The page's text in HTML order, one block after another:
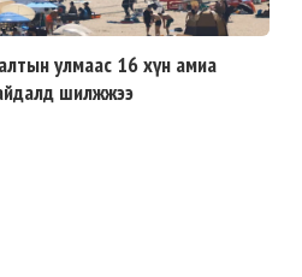
улмаас 16 хүн амиа
шилжжээ